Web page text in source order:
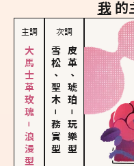
我 的
主調
大馬士革玫瑰－浪漫型
次調
雪松、聖木
－
務實型
皮革、琥珀
－
玩樂型